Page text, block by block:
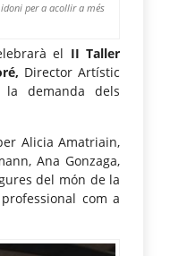
per a acollir a més
el II Taller
Director Artístic
la demanda dels
Alicia Amatriain,
Ana Gonzaga,
del món de la
com a